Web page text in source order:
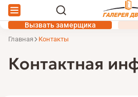
Вызвать замерщика
Главная Контакты
Контактная